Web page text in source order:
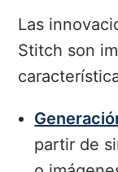
Las
Stitch son
partir de